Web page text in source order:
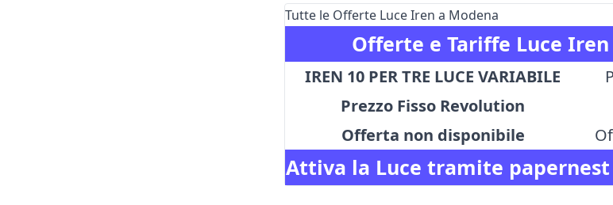
Tutte le Offerte Luce Iren a Modena
Attiva la Luce tramite papernest
Offerte e Tariffe Luce
IREN 10 PER TRE LUCE VARIABILE
Prezzo Fisso Revolution
Offerta non disponibile